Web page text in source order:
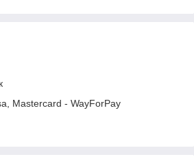
Mastercard - WayForPay